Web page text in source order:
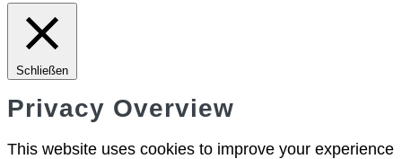
Schließen
Privacy Overview
This website uses cookies to improve your experience